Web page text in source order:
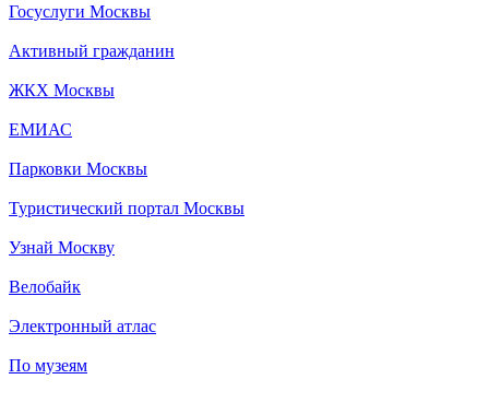
Госуслуги Москвы
Активный гражданин
ЖКХ Москвы
ЕМИАС
Парковки Москвы
Туристический портал Москвы
Узнай Москву
Велобайк
Электронный атлас
По музеям